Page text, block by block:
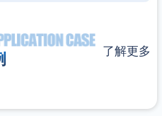
了解更多